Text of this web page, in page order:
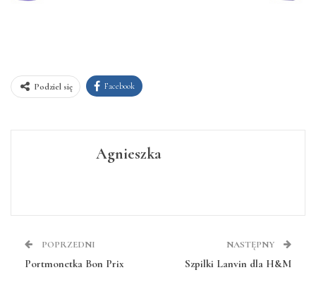
Podziel się Facebook
Agnieszka
POPRZEDNI
Portmonetka Bon Prix
NASTĘPNY
Szpilki Lanvin dla H&M